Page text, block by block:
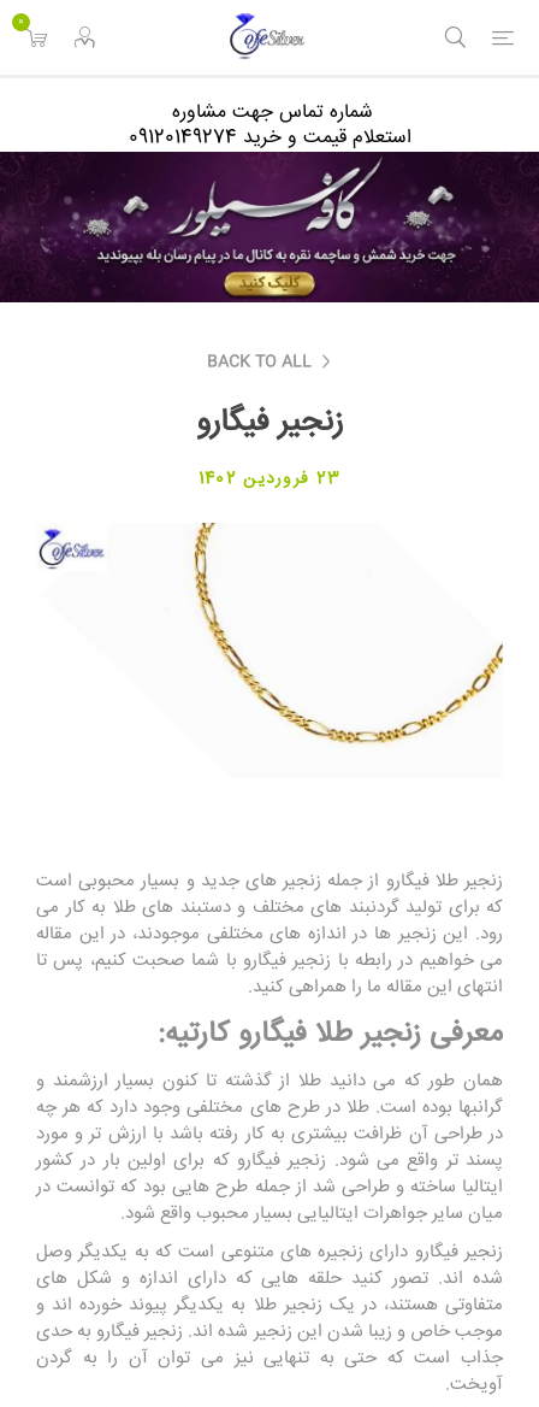
0
شماره تماس جهت مشاوره
استعلام قیمت و خرید 09120149274
BACK TO ALL
زنجیر فیگارو
23 فروردین 1402
زنجیر طلا فیگارو از جمله زنجیر های جدید و بسیار محبوبی است
که برای تولید گردنبند های مختلف و دستبند های طلا به کار می
رود. این زنجیر ها در اندازه های مختلفی موجودند، در این مقاله
می خواهیم در رابطه با زنجیر فیگارو با شما صحبت کنیم، پس تا
انتهای این مقاله ما را همراهی کنید.
معرفی زنجیر طلا فیگارو کارتیه:
همان طور که می دانید طلا از گذشته تا کنون بسیار ارزشمند و
گرانبها بوده است. طلا در طرح های مختلفی وجود دارد که هر چه
در طراحی آن ظرافت بیشتری به کار رفته باشد با ارزش تر و مورد
پسند تر واقع می شود. زنجیر فیگارو که برای اولین بار در کشور
ایتالیا ساخته و طراحی شد از جمله طرح هایی بود که توانست در
میان سایر جواهرات ایتالیایی بسیار محبوب واقع شود.
زنجیر فیگارو دارای زنجیره های متنوعی است که به یکدیگر وصل
شده اند. تصور کنید حلقه هایی که دارای اندازه و شکل های
متفاوتی هستند، در یک زنجیر طلا به یکدیگر پیوند خورده اند و
موجب خاص و زیبا شدن این زنجیر شده اند. زنجیر فیگارو به حدی
جذاب است که حتی به تنهایی نیز می توان آن را به گردن
آویخت.